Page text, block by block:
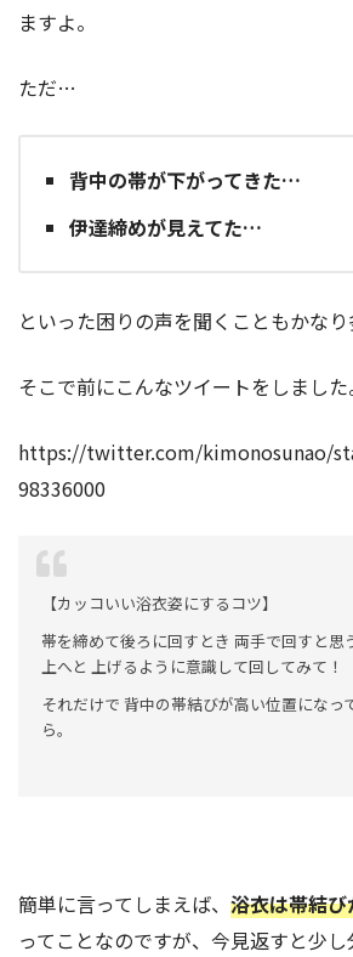
ますよ。
ただ…
背中の帯が下がってきた…
伊達締めが見えてた…
といった困りの声を聞くこともかな
そこで前にこんなツイートをしました
https://twitter.com/kimonosunao/
98336000
【カッコいい浴衣姿にするコツ】
帯を締めて後ろに回すとき 両手で回すと思
上へと 上げるように意識して回してみて！
それだけで 背中の帯結びが高い位置になっ
ら。
簡単に言ってしまえば、 浴衣は帯結
ってことなのですが、今見返すと少